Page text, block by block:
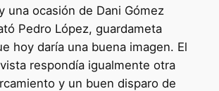
una ocasión de Dani Gómez
Pedro López, guardameta
hoy daría una buena imagen. El
respondía igualmente otra
y un buen disparo de